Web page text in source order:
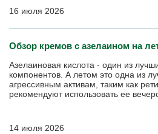
16 июля 2026
Обзор кремов с азелаином на
Азелаиновая кислота - один из
компонентов. А летом это одна из
агрессивным активам, таким как
рекомендуют использовать ее
14 июля 2026